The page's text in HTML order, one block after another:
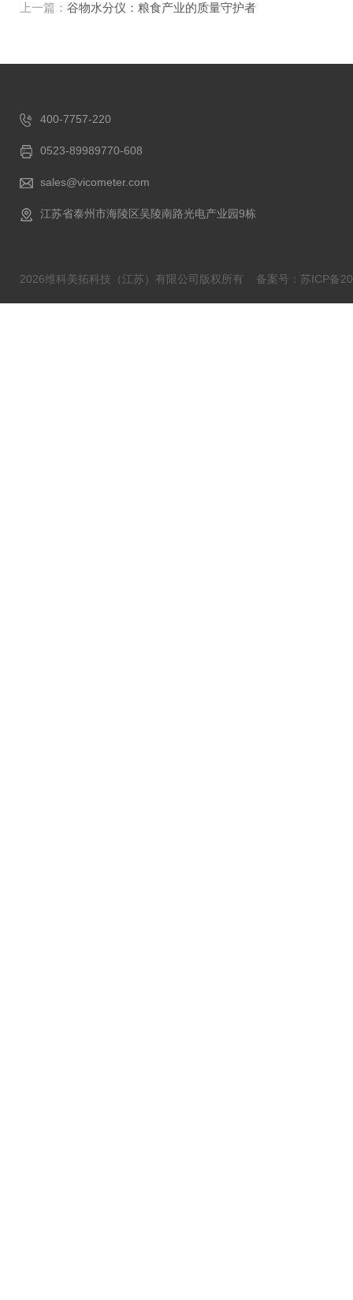
上一篇： 谷物水分仪：粮食产业的质量守护者
400-7757-220
0523-89989770-608
sales@vicometer.com
江苏省泰州市海陵区吴陵南路光电产业园9栋
2026维科美拓科技（江苏）有限公司版权所有 备案号：苏ICP备